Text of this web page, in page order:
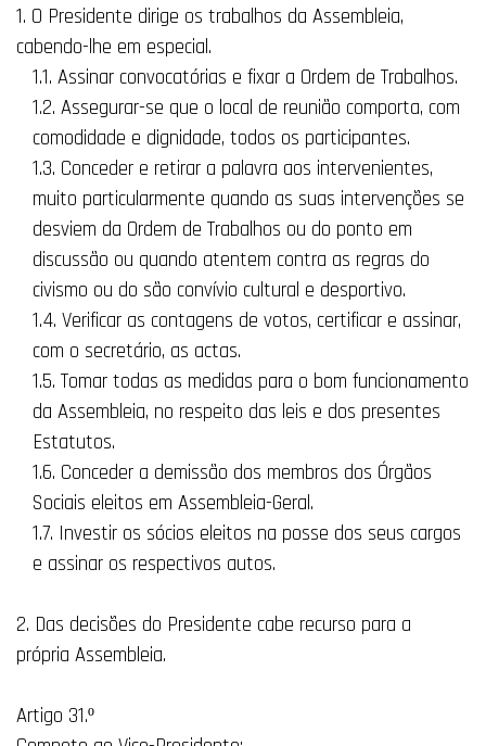
1. O Presidente dirige os trabalhos da Assembleia,
cabendo-lhe em especial.
1.1. Assinar convocatórias e fixar a Ordem de Trabalhos.
1.2. Assegurar-se que o local de reunião comporta, com
comodidade e dignidade, todos os participantes.
1.3. Conceder e retirar a palavra aos intervenientes,
muito particularmente quando as suas intervenções se
desviem da Ordem de Trabalhos ou do ponto em
discussão ou quando atentem contra as regras do
civismo ou do são convívio cultural e desportivo.
1.4. Verificar as contagens de votos, certificar e assinar,
com o secretário, as actas.
1.5. Tomar todas as medidas para o bom funcionamento
da Assembleia, no respeito das leis e dos presentes
Estatutos.
1.6. Conceder a demissão dos membros dos Órgãos
Sociais eleitos em Assembleia-Geral.
1.7. Investir os sócios eleitos na posse dos seus cargos
e assinar os respectivos autos.
2. Das decisões do Presidente cabe recurso para a
própria Assembleia.
Artigo 31.º